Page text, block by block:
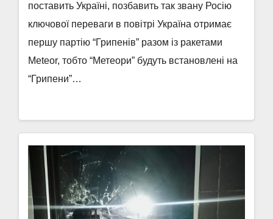
поставить Україні, позбавить так звану Росію
ключової переваги в повітрі Україна отримає
першу партію “Грипенів” разом із ракетами
Meteor, тобто “Метеори” будуть встановлені на
“Грипени”…